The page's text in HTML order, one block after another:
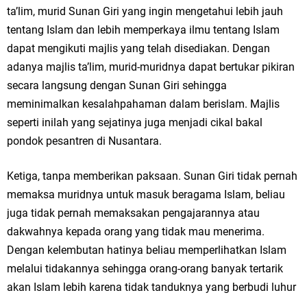
ta’lim, murid Sunan Giri yang ingin mengetahui lebih jauh
tentang Islam dan lebih memperkaya ilmu tentang Islam
dapat mengikuti majlis yang telah disediakan. Dengan
adanya majlis ta’lim, murid-muridnya dapat bertukar pikiran
secara langsung dengan Sunan Giri sehingga
meminimalkan kesalahpahaman dalam berislam. Majlis
seperti inilah yang sejatinya juga menjadi cikal bakal
pondok pesantren di Nusantara.
Ketiga, tanpa memberikan paksaan. Sunan Giri tidak pernah
memaksa muridnya untuk masuk beragama Islam, beliau
juga tidak pernah memaksakan pengajarannya atau
dakwahnya kepada orang yang tidak mau menerima.
Dengan kelembutan hatinya beliau memperlihatkan Islam
melalui tidakannya sehingga orang-orang banyak tertarik
akan Islam lebih karena tidak tanduknya yang berbudi luhur